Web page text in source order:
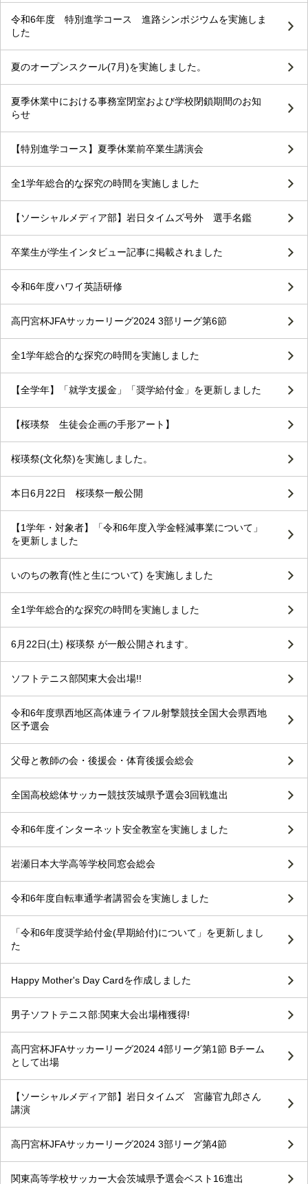
令和6年度 特別進学コース 進路シンポジウムを実施しま
した
夏のオープンスクール(7月)を実施しました。
夏季休業中における事務室閉室および学校閉鎖期間のお知
らせ
【特別進学コース】夏季休業前卒業生講演会
全1学年総合的な探究の時間を実施しました
【ソーシャルメディア部】岩日タイムズ号外 選手名鑑
卒業生が学生インタビュー記事に掲載されました
令和6年度ハワイ英語研修
高円宮杯JFAサッカーリーグ2024 3部リーグ第6節
全1学年総合的な探究の時間を実施しました
【全学年】「就学支援金」「奨学給付金」を更新しました
【桜瑛祭 生徒会企画の手形アート】
桜瑛祭(文化祭)を実施しました。
本日6月22日 桜瑛祭一般公開
【1学年・対象者】「令和6年度入学金軽減事業について」
を更新しました
いのちの教育(性と生について) を実施しました
全1学年総合的な探究の時間を実施しました
6月22日(土) 桜瑛祭 が一般公開されます。
ソフトテニス部関東大会出場!!
令和6年度県西地区高体連ライフル射撃競技全国大会県西地
区予選会
父母と教師の会・後援会・体育後援会総会
全国高校総体サッカー競技茨城県予選会3回戦進出
令和6年度インターネット安全教室を実施しました
岩瀬日本大学高等学校同窓会総会
令和6年度自転車通学者講習会を実施しました
「令和6年度奨学給付金(早期給付)について」を更新しまし
た
Happy Mother's Day Cardを作成しました
男子ソフトテニス部:関東大会出場権獲得!
高円宮杯JFAサッカーリーグ2024 4部リーグ第1節 Bチーム
として出場
【ソーシャルメディア部】岩日タイムズ 宮藤官九郎さん
講演
高円宮杯JFAサッカーリーグ2024 3部リーグ第4節
関東高等学校サッカー大会茨城県予選会ベスト16進出